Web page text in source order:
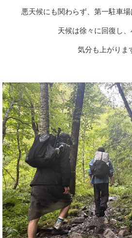
悪天候にも関わらず、第一駐車場
天候は徐々に回復し
気分も上がりま